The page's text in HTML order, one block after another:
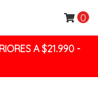
A $21.990 -
0